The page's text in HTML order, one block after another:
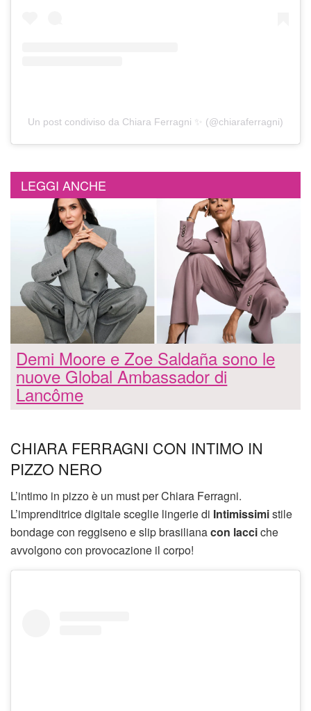
Un post condiviso da Chiara Ferragni ✨ (@chiaraferragni)
LEGGI ANCHE
Demi Moore e Zoe Saldaña sono le
nuove Global Ambassador di
Lancôme
CHIARA FERRAGNI CON INTIMO IN
PIZZO NERO
L’intimo in pizzo è un must per Chiara Ferragni.
L’imprenditrice digitale sceglie lingerie di Intimissimistile
bondage con reggiseno e slip brasilianacon lacciche
avvolgono con provocazione il corpo!